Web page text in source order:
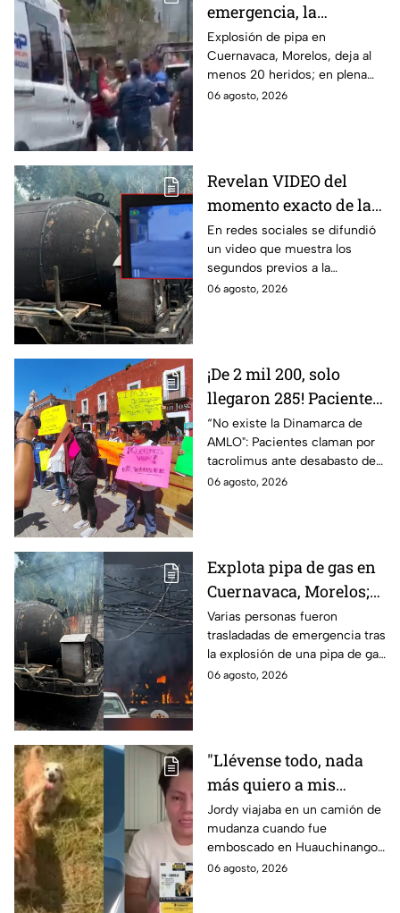
emergencia, la
desesperación y el
llanto de un niño;
adultos desatan pelea
tras explosión de pipa
Explosión de pipa en
Cuernavaca, Morelos, deja al
menos 20 heridos; en plena
emergencia, dos hombres
06 agosto, 2026
Revelan VIDEO del
momento exacto de la
explosión de pipa de
gas en Cuernavaca,
Morelos
En redes sociales se difundió
un video que muestra los
segundos previos a la
explosión de una pipa de gas
06 agosto, 2026
¡De 2 mil 200, solo
llegaron 285! Pacientes
claman por
medicamentos ante
desabasto en IMSS
Puebla
“No existe la Dinamarca de
AMLO": Pacientes claman por
tacrolimus ante desabasto de
medicamentos en hospital del
06 agosto, 2026
Explota pipa de gas en
Cuernavaca, Morelos;
se reportan más de 20
personas con
quemaduras
Varias personas fueron
trasladadas de emergencia tras
la explosión de una pipa de gas
cerca de la colonia Las
06 agosto, 2026
"Llévense todo, nada
más quiero a mis
perritas": Asaltan a un
joven, vacían sus
cuentas y le roban a sus
mascotas en
Jordy viajaba en un camión de
mudanza cuando fue
emboscado en Huauchinango,
Puebla, Además de quitarle
06 agosto, 2026